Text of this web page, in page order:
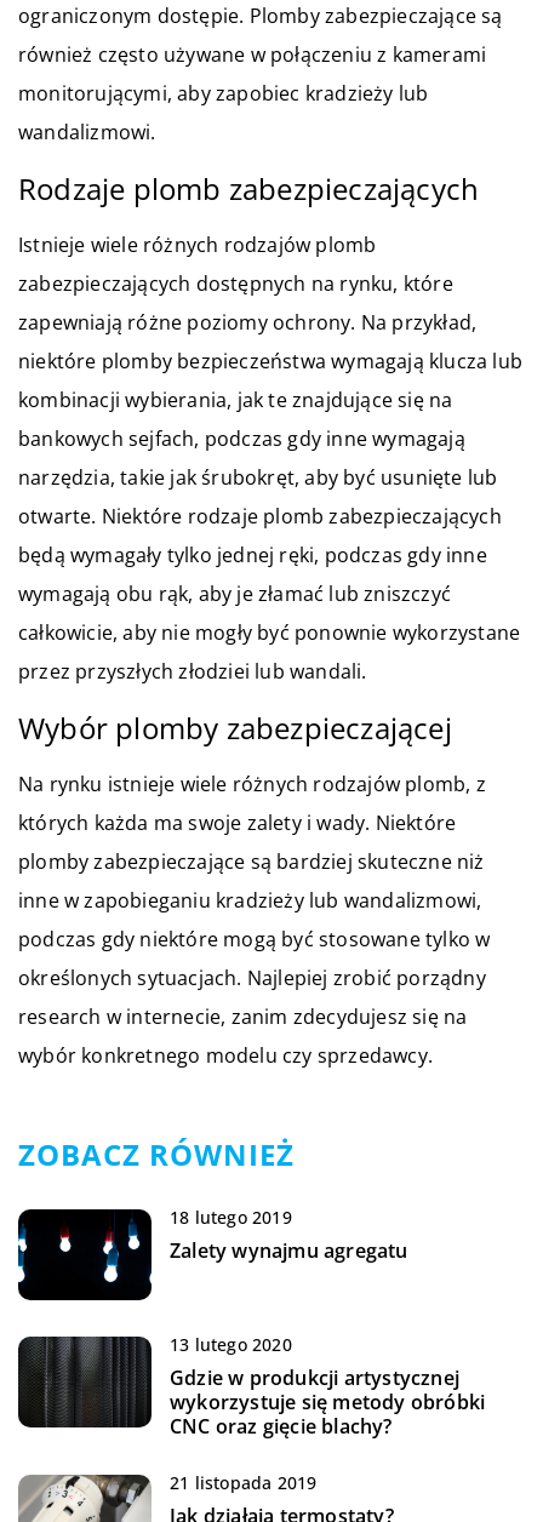
ograniczonym dostępie. Plomby zabezpieczające są
również często używane w połączeniu z kamerami
monitorującymi, aby zapobiec kradzieży lub
wandalizmowi.
Rodzaje plomb zabezpieczających
Istnieje wiele różnych rodzajów plomb
zabezpieczających dostępnych na rynku, które
zapewniają różne poziomy ochrony. Na przykład,
niektóre plomby bezpieczeństwa wymagają klucza lub
kombinacji wybierania, jak te znajdujące się na
bankowych sejfach, podczas gdy inne wymagają
narzędzia, takie jak śrubokręt, aby być usunięte lub
otwarte. Niektóre rodzaje plomb zabezpieczających
będą wymagały tylko jednej ręki, podczas gdy inne
wymagają obu rąk, aby je złamać lub zniszczyć
całkowicie, aby nie mogły być ponownie wykorzystane
przez przyszłych złodziei lub wandali.
Wybór plomby zabezpieczającej
Na rynku istnieje wiele różnych rodzajów plomb, z
których każda ma swoje zalety i wady. Niektóre
plomby zabezpieczające są bardziej skuteczne niż
inne w zapobieganiu kradzieży lub wandalizmowi,
podczas gdy niektóre mogą być stosowane tylko w
określonych sytuacjach. Najlepiej zrobić porządny
research w internecie, zanim zdecydujesz się na
wybór konkretnego modelu czy sprzedawcy.
ZOBACZ RÓWNIEŻ
18 lutego 2019
Zalety wynajmu agregatu
13 lutego 2020
Gdzie w produkcji artystycznej
wykorzystuje się metody obróbki
CNC oraz gięcie blachy?
21 listopada 2019
Jak działają termostaty?